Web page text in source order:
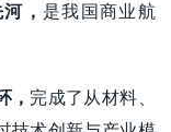
， 是我国商业航
， 完成了从材料、